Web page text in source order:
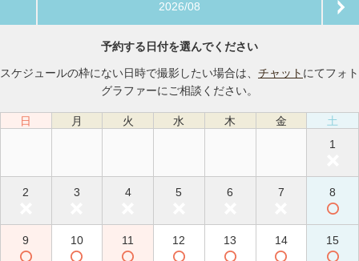
2026/08
予約する日付を選んでください
スケジュールの枠にない日時で撮影したい場合は、 チャット にてフォト
グラファーにご相談ください。
日 月 火 水 木 金
土
1
2 3 4 5 6 7 8
9 10 11 12 13 14 15